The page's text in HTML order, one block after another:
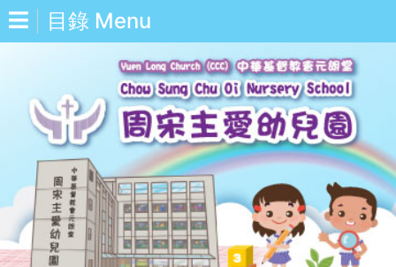
目錄 Menu